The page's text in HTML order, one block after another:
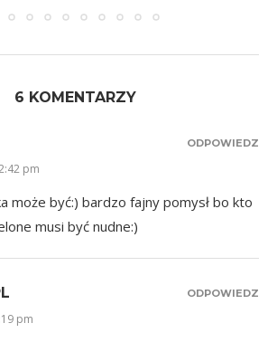
6 KOMENTARZY
pm
może być:) bardzo fajny pomysł bo kto
musi być nudne:)
ODPOWIEDZ
pm
ODPOWIEDZ